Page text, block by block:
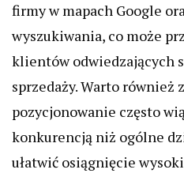
firmy w mapach Google
wyszukiwania, co może
klientów odwiedzających
sprzedaży. Warto również
pozycjonowanie często
konkurencją niż ogólne
ułatwić osiągnięcie